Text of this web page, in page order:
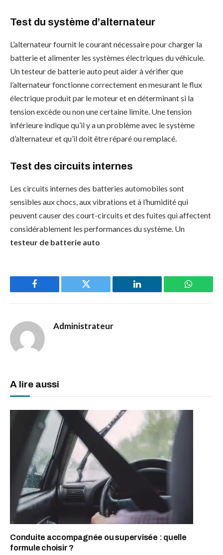
Test du système d’alternateur
L’alternateur fournit le courant nécessaire pour charger la
batterie et alimenter les systèmes électriques du véhicule.
Un testeur de batterie auto peut aider à vérifier que
l’alternateur fonctionne correctement en mesurant le flux
électrique produit par le moteur et en déterminant si la
tension excède ou non une certaine limite. Une tension
inférieure indique qu’il y a un problème avec le système
d’alternateur et qu’il doit être réparé ou remplacé.
Test des circuits internes
Les circuits internes des batteries automobiles sont
sensibles aux chocs, aux vibrations et à l’humidité qui
peuvent causer des court-circuits et des fuites qui affectent
considérablement les performances du système. Un
testeur de batterie auto
Facebook Twitter LinkedIn
Administrateur
A lire aussi
Conduite accompagnée ou supervisée : quelle
formule choisir ?